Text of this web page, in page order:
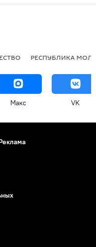
РЕСПУБЛИКА
Макс VK